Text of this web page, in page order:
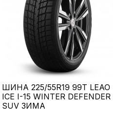
ШИНА 225/55R19 99T LEAO
ICE I-15 WINTER DEFENDER
SUV ЗИМА